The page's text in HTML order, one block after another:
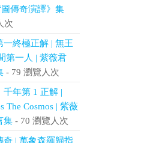
傳奇演譯》集
次
一終極正解 | 無王
第一人 | 紫薇君
- 79 瀏覽人次
千年第 1 正解 |
The Cosmos | 紫薇
集- 70 瀏覽人次
| 萬象森羅歸指